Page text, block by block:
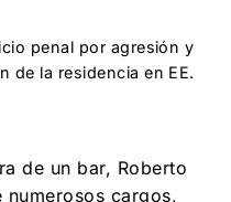
penal por agresión y
de la residencia en EE.
de un bar, Roberto
cargos,